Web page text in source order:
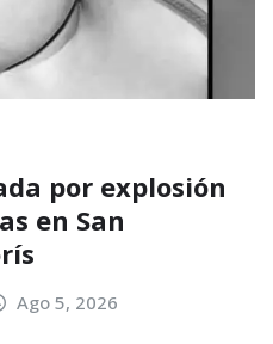
por explosión
en San
Ago 5, 2026